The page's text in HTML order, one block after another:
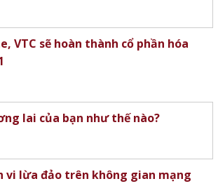
VTC sẽ hoàn thành cổ phần hóa
lai của bạn như thế nào?
vi lừa đảo trên không gian mạng